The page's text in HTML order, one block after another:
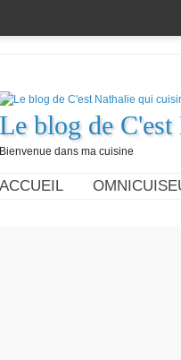
Le blog de
Bienvenue dans ma cuisine
ACCUEIL